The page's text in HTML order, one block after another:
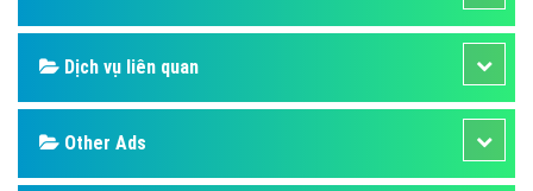
Design
SEO